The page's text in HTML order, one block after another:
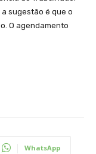
sugestão é que o
O agendamento
WhatsApp